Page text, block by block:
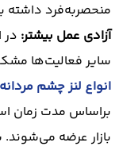
منحصر‌به‌فرد داشته
آزادی عمل بیشتر: در
سایر فعالیت‌ها
انواع لنز چشم مردانه
براساس مدت زمان
بازار عرضه